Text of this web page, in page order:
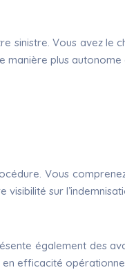
Vous avez le
manière plus autonome
Vous
sur
également des
efficacité